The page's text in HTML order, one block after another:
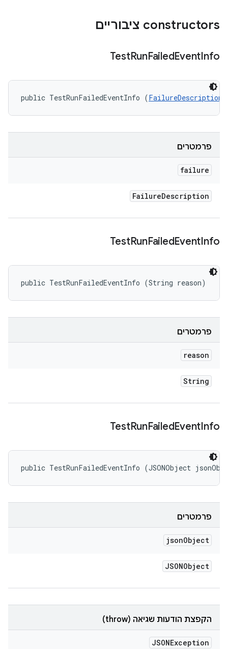
‫constructors ציבוריים
TestRunFailedEventInfo
public TestRunFailedEventInfo (FailureDescription
פרמטרים
failure
FailureDescription
TestRunFailedEventInfo
public TestRunFailedEventInfo (String reason)
פרמטרים
reason
String
TestRunFailedEventInfo
public TestRunFailedEventInfo (JSONObject
פרמטרים
jsonObject
JSONObject
הקפצת הודעות שגיאה (throw)
JSONException